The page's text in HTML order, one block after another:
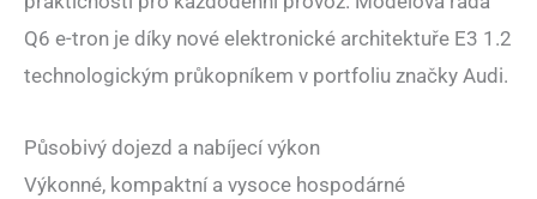
Q6 e-tron je díky nové elektronické architektuře E3 1.2
technologickým průkopníkem v portfoliu značky Audi.
Působivý dojezd a nabíjecí výkon
Výkonné, kompaktní a vysoce hospodárné